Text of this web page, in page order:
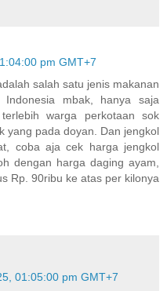
pm GMT+7
salah satu jenis makanan
mbak, hanya saja
warga perkotaan sok
yang pada doyan. Dan jengkol
coba aja cek harga jengkol
dengan harga daging ayam,
Rp. 90ribu ke atas per kilonya
01:05:00 pm GMT+7